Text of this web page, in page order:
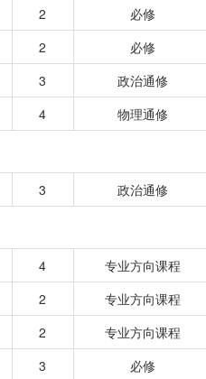
2
必修
2
必修
3
政治通修
4 物理通修
3 政治通修
4
专业方向课程
2
专业方向课程
2
专业方向课程
3
必修